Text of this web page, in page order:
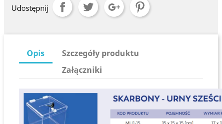
Udostępnij
Opis
Szczegóły produktu
Załączniki